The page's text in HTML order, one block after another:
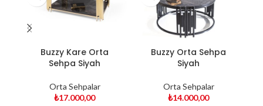
Buzzy Kare Orta
Sehpa Siyah
Orta Sehpalar
₺17.000,00
Buzzy Orta Sehpa
Siyah
Orta Sehpalar
₺14.000,00